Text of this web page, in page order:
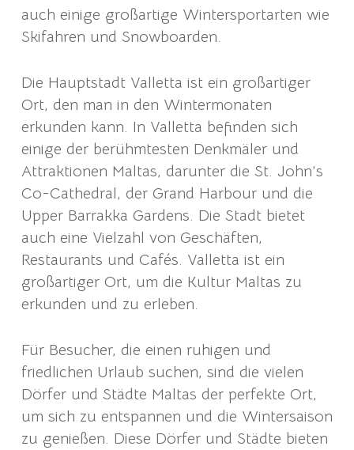
auch einige großartige Wintersportarten wie
Skifahren und Snowboarden.
Die Hauptstadt Valletta ist ein großartiger
Ort, den man in den Wintermonaten
erkunden kann. In Valletta befinden sich
einige der berühmtesten Denkmäler und
Attraktionen Maltas, darunter die St. John’s
Co-Cathedral, der Grand Harbour und die
Upper Barrakka Gardens. Die Stadt bietet
auch eine Vielzahl von Geschäften,
Restaurants und Cafés. Valletta ist ein
großartiger Ort, um die Kultur Maltas zu
erkunden und zu erleben.
Für Besucher, die einen ruhigen und
friedlichen Urlaub suchen, sind die vielen
Dörfer und Städte Maltas der perfekte Ort,
um sich zu entspannen und die Wintersaison
zu genießen. Diese Dörfer und Städte bieten